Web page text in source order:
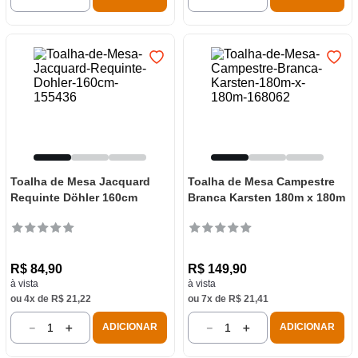
Toalha de Mesa Jacquard
Requinte Döhler 160cm
R$ 84,90
à vista
ou 4x de R$ 21,22
＋
－ ADICIONAR
Toalha de Mesa Campestre
Branca Karsten 180m x 180m
R$ 149,90
à vista
ou 7x de R$ 21,41
＋
－ ADICIONAR